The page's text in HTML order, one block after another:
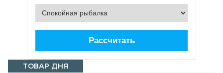
Рассчитать
ТОВАР ДНЯ